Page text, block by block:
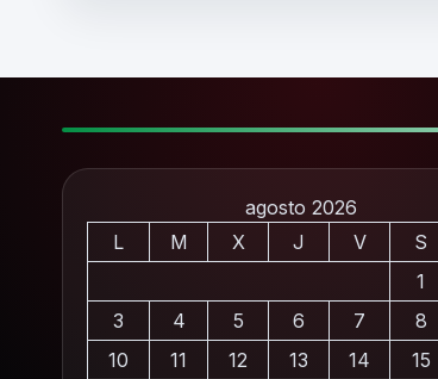
agosto 2026
L
M X J V S
1
3
4 5 6 7 8
10
11 12 13 14 15